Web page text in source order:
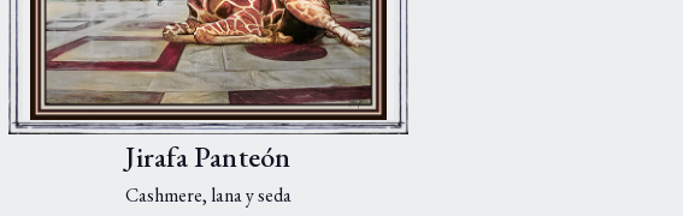
Jirafa Panteón
Cashmere, lana y seda